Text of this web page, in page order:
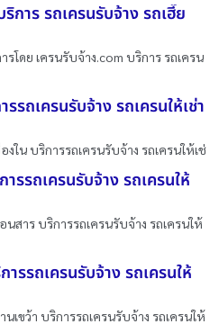
การ รถเครนรับจ้าง รถเฮี๊ย
โดย เครนรับจ้าง.com บริการ รถเครน
รถเครนรับจ้าง รถเครนให้เช่า
งใน บริการรถเครนรับจ้าง รถเครนให้เช่
รรถเครนรับจ้าง รถเครนให้
สาร บริการรถเครนรับจ้าง รถเครนให้
ารรถเครนรับจ้าง รถเครนให้
เขว้า บริการรถเครนรับจ้าง รถเครนให้